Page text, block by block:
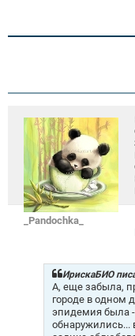
_Pandochka_
ИрискаБИО
А, еще забыла,
городе в одном
эпидемия была -
обнаружились...